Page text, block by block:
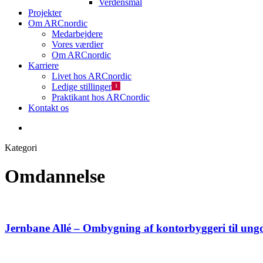
Verdensmål
Projekter
Om ARCnordic
Medarbejdere
Vores værdier
Om ARCnordic
Karriere
Livet hos ARCnordic
Ledige stillinger
1
Praktikant hos ARCnordic
Kontakt os
Kategori
Omdannelse
Jernbane Allé – Ombygning af kontorbyggeri til